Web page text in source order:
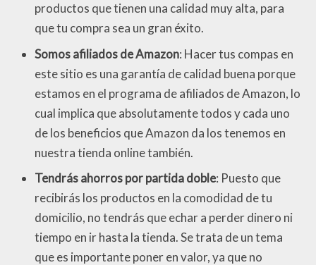
productos que tienen una calidad muy alta, para
que tu compra sea un gran éxito.
Somos afiliados de Amazon: Hacer tus compas en
este sitio es una garantía de calidad buena porque
estamos en el programa de afiliados de Amazon, lo
cual implica que absolutamente todos y cada uno
de los beneficios que Amazon da los tenemos en
nuestra tienda online también.
Tendrás ahorros por partida doble: Puesto que
recibirás los productos en la comodidad de tu
domicilio, no tendrás que echar a perder dinero ni
tiempo en ir hasta la tienda. Se trata de un tema
que es importante poner en valor, ya que no